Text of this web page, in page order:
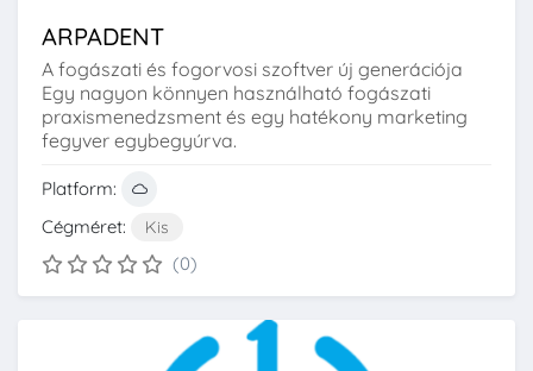
ARPADENT
A fogászati és fogorvosi szoftver új generációja
Egy nagyon könnyen használható fogászati
praxismenedzsment és egy hatékony marketing
fegyver egybegyúrva.
Platform:
Cégméret:
Kis
(0)